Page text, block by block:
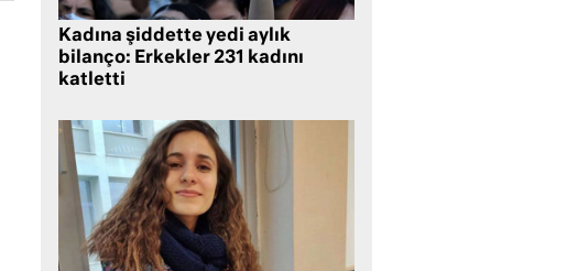
Kadına şiddette yedi aylık
bilanço: Erkekler 231 kadını
katletti